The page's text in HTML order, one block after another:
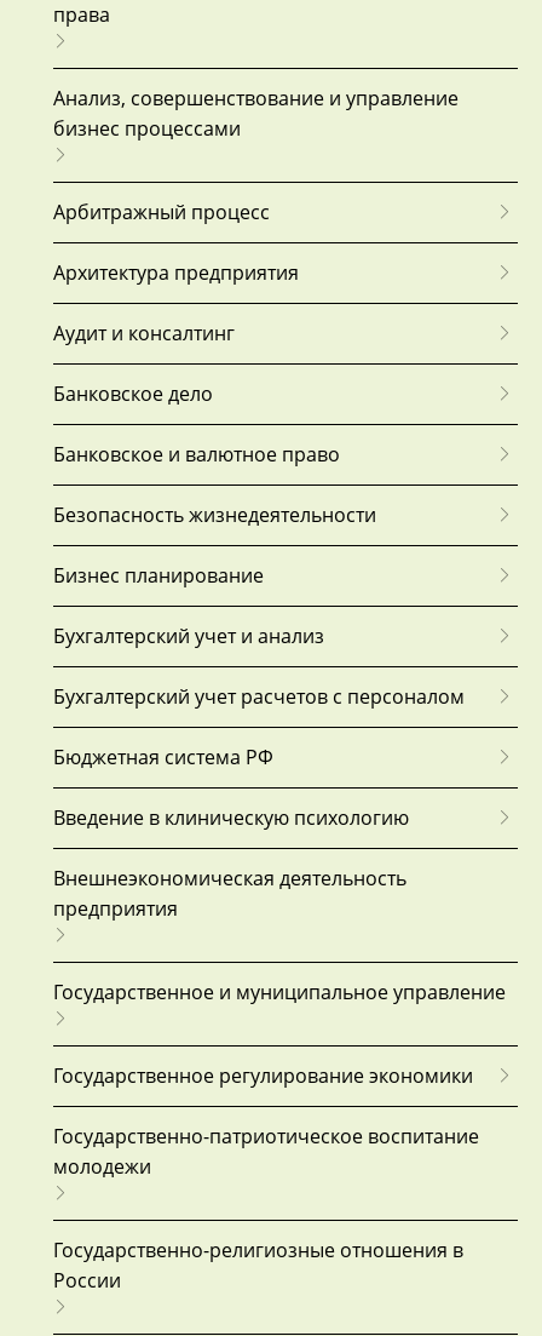
права
Анализ, совершенствование и управление
бизнес процессами
Арбитражный процесс
Архитектура предприятия
Аудит и консалтинг
Банковское дело
Банковское и валютное право
Безопасность жизнедеятельности
Бизнес планирование
Бухгалтерский учет и анализ
Бухгалтерский учет расчетов с персоналом
Бюджетная система РФ
Введение в клиническую психологию
Внешнеэкономическая деятельность
предприятия
Государственное и муниципальное управление
Государственное регулирование экономики
Государственно-патриотическое воспитание
молодежи
Государственно-религиозные отношения в
России